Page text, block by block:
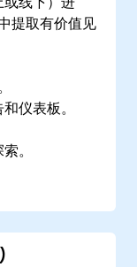
提取有价值见
仪表板。
。